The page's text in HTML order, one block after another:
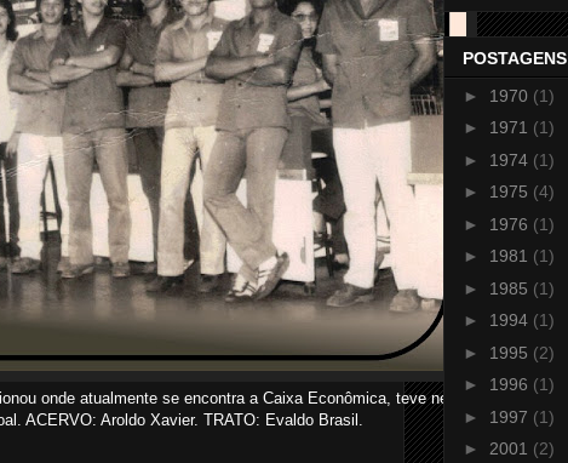
onde atualmente se encontra a Caixa Econômica, teve nessa
ACERVO: Aroldo Xavier. TRATO: Evaldo Brasil.
POSTAGENS
► 1970 (1)
► 1971 (1)
► 1974 (1)
► 1975 (4)
► 1976 (1)
► 1981 (1)
► 1985 (1)
► 1994 (1)
► 1995 (2)
► 1996 (1)
► 1997 (1)
► 2001 (2)